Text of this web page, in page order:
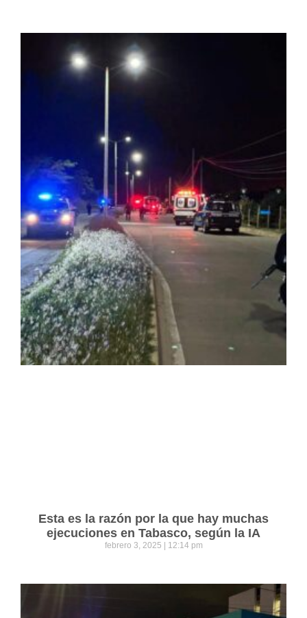
Esta es la razón por la que hay muchas
ejecuciones en Tabasco, según la IA
febrero 3, 2025 12:14 pm